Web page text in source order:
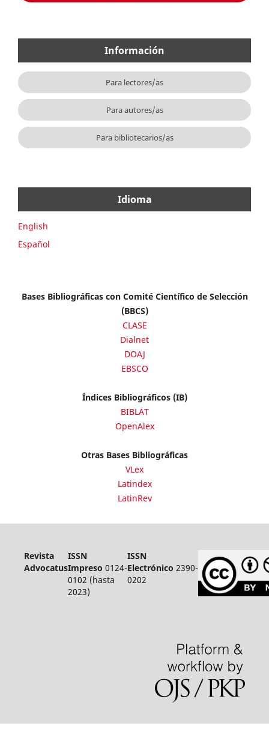
Información
Para lectores/as
Para autores/as
Para bibliotecarios/as
Idioma
English
Español
Bases Bibliográficas con Comité Científico de Selección
(BBCS)
CLASE
Dialnet
DOAJ
EBSCO
Índices Bibliográficos (IB)
BIBLAT
OpenAlex
Otras Bases Bibliográficas
VLex
Latindex
LatinRev
Revista
Advocatus
ISSN
Impreso 0124-
0102 (hasta
2023)
ISSN
Electrónico 2390-
0202